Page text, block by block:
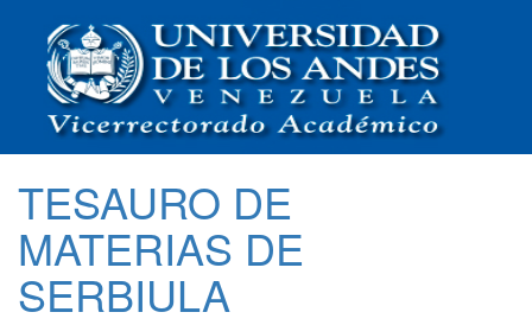
TESAURO DE
MATERIAS DE
SERBIULA